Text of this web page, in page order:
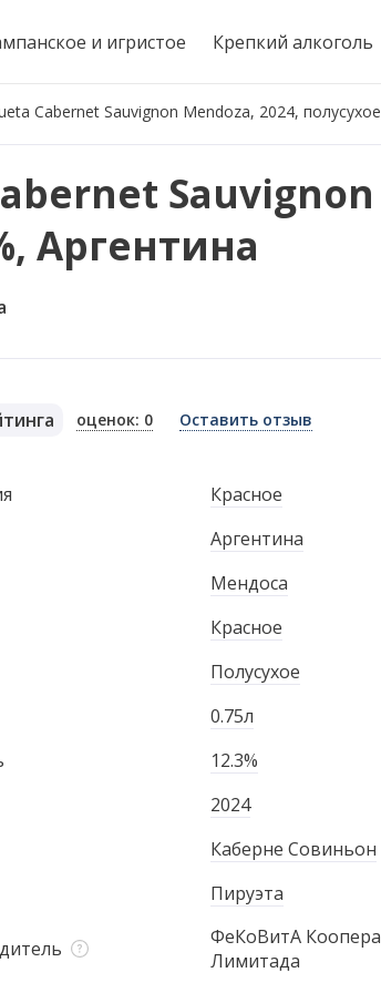
и игристое Крепкий алкоголь
Cabernet Sauvignon Mendoza, 2024,
Sauvignon
Аргентина
оценок: 0 Оставить отзыв
Красное
Аргентина
Мендоса
Красное
Полусухое
0.75л
12.3%
2024
Каберне Совиньон
Пируэта
ФеКоВитА
Лимитада